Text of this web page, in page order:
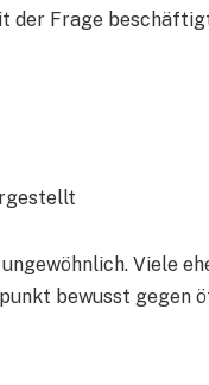
der Frage
Viele
bewusst gegen